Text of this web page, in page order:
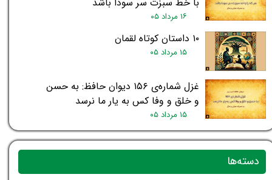
۱۶ مرداد ۰۵
۱۰ داستان کوتاه لقمان
۱۵ مرداد ۰۵
غزل شماره‌ی ۱۵۶ دیوان حافظ: به حسن
و خلق و وفا کس به یار ما نرسد
۱۵ مرداد ۰۵
دسته‌ها